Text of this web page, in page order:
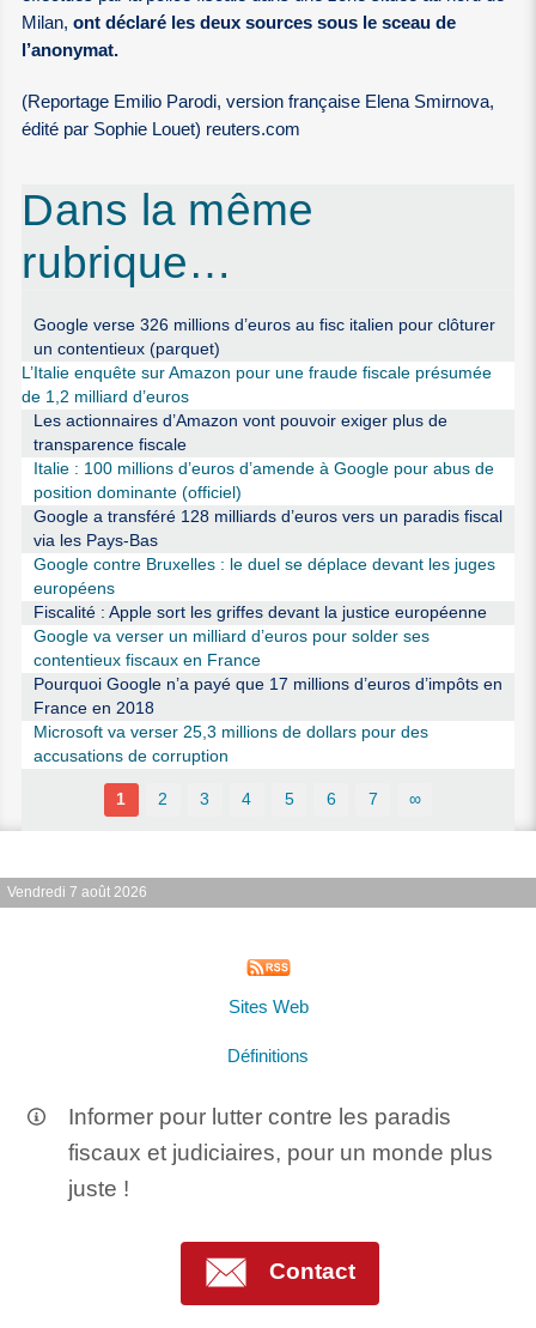
Milan,ont déclaré les deux sources sous le sceau de
l’anonymat.
(Reportage Emilio Parodi, version française Elena Smirnova,
édité par Sophie Louet) reuters.com
Dans la même
rubrique…
Google verse 326 millions d’euros au fisc italien pour clôturer
un contentieux (parquet)
L’Italie enquête sur Amazon pour une fraude fiscale présumée
de 1,2 milliard d’euros
Les actionnaires d’Amazon vont pouvoir exiger plus de
transparence fiscale
Italie : 100 millions d’euros d’amende à Google pour abus de
position dominante (officiel)
Google a transféré 128 milliards d’euros vers un paradis fiscal
via les Pays-Bas
Google contre Bruxelles : le duel se déplace devant les juges
européens
Fiscalité : Apple sort les griffes devant la justice européenne
Google va verser un milliard d’euros pour solder ses
contentieux fiscaux en France
Pourquoi Google n’a payé que 17 millions d’euros d’impôts en
France en 2018
Microsoft va verser 25,3 millions de dollars pour des
accusations de corruption
1 2 3 4 5 6 7 ∞
Vendredi 7 août 2026
Sites Web
Définitions
Informer pour lutter contre les paradis
fiscaux et judiciaires, pour un monde plus
juste !
Contact